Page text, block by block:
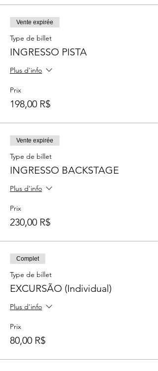
Vente expirée
Type de billet
INGRESSO PISTA
Plus d'info
Prix
198,00 R$
Vente expirée
Type de billet
INGRESSO BACKSTAGE
Plus d'info
Prix
230,00 R$
Complet
Type de billet
EXCURSÃO (Individual)
Plus d'info
Prix
80,00 R$